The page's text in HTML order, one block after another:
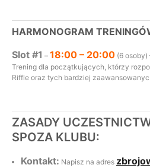
HARMONOGRAM
Slot #1 – 18:00 – 20:00 (6 osoby)
Trening dla początkujących, którzy
Riffle oraz tych bardziej
ZASADY
SPOZA KLUBU:
Kontakt: Napisz na adres